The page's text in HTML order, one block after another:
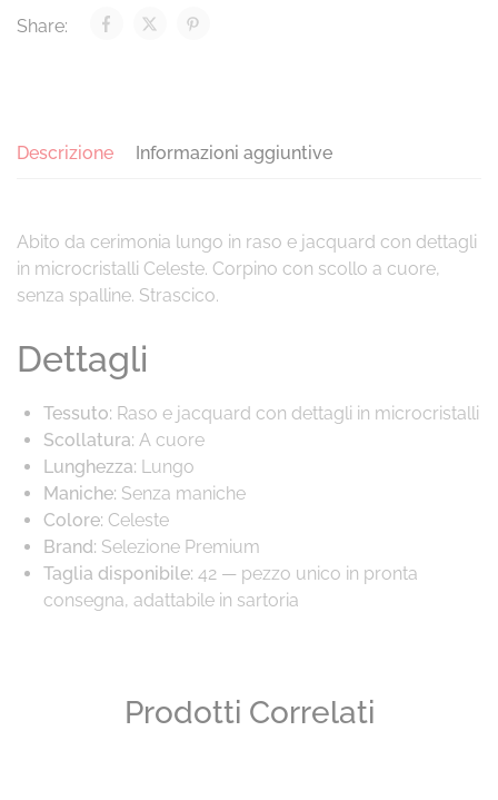
Share:
Descrizione Informazioni aggiuntive
Abito da cerimonia lungo in raso e jacquard con dettagli
in microcristalli Celeste. Corpino con scollo a cuore,
senza spalline. Strascico.
Dettagli
Tessuto: Raso e jacquard con dettagli in microcristalli
Scollatura: A cuore
Lunghezza: Lungo
Maniche: Senza maniche
Colore: Celeste
Brand: Selezione Premium
Taglia disponibile: 42 — pezzo unico in pronta
consegna, adattabile in sartoria
Prodotti Correlati